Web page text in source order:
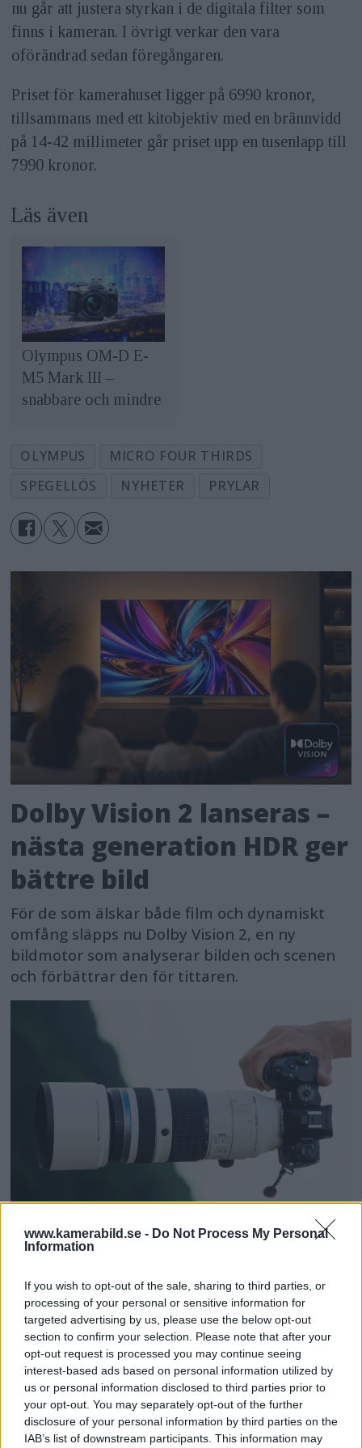
www.kamerabild.se - Do Not Process My Personal
Information
If you wish to opt-out of the sale, sharing to third parties, or
processing of your personal or sensitive information for
targeted advertising by us, please use the below opt-out
section to confirm your selection. Please note that after your
opt-out request is processed you may continue seeing
interest-based ads based on personal information utilized by
us or personal information disclosed to third parties prior to
your opt-out. You may separately opt-out of the further
disclosure of your personal information by third parties on the
IAB’s list of downstream participants. This information may
nu går att justera styrkan i de digitala filter som
finns i kameran. I övrigt verkar den vara
oförändrad sedan föregångaren.
Priset för kamerahuset ligger på 6990 kronor,
tillsammans med ett kitobjektiv med en brännvidd
på 14-42 millimeter går priset upp en tusenlapp till
7990 kronor.
Läs även
Olympus OM-D E-
M5 Mark III –
snabbare och mindre
OLYMPUS
MICRO FOUR THIRDS
SPEGELLÖS
NYHETER PRYLAR
Dolby Vision 2 lanseras –
nästa generation HDR ger
bättre bild
För de som älskar både film och dynamiskt
omfång släpps nu Dolby Vision 2, en ny
bildmotor som analyserar bilden och scenen
och förbättrar den för tittaren.
OM System lanserar
gratislån av kameror &
objektiv i Sverige
OM System lanserar nu "Test & Wow"-
programmet i Sverige, vilket gör det möjligt
att låna hem kameror och objektiv under fem
dagar för att se hur utrustningen passar dina
behov.